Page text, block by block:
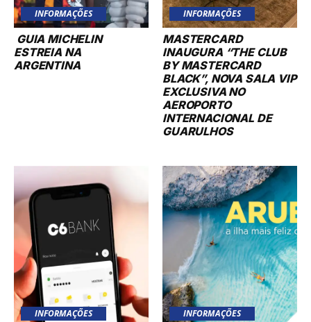
INFORMAÇÕES
GUIA MICHELIN
ESTREIA NA
ARGENTINA
INFORMAÇÕES
MASTERCARD
INAUGURA “THE CLUB
BY MASTERCARD
BLACK”, NOVA SALA VIP
EXCLUSIVA NO
AEROPORTO
INTERNACIONAL DE
GUARULHOS
INFORMAÇÕES INFORMAÇÕES